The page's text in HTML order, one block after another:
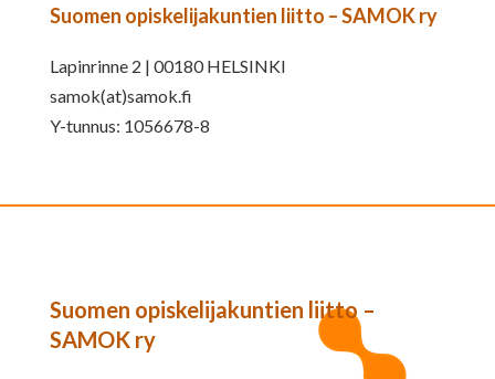
Suomen opiskelijakuntien liitto – SAMOK ry
Lapinrinne 2 | 00180 HELSINKI
samok(at)samok.fi
Y-tunnus: 1056678-8
Suomen opiskelijakuntien liitto –
SAMOK ry